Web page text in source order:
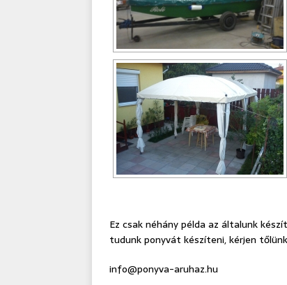
Ez csak néhány példa az általunk
tudunk ponyvát készíteni, kérjen
info@ponyva-aruhaz.hu